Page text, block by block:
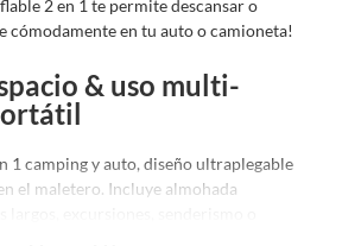
cupones de experiencia o programas
a medida.
informados como imperfectos, usados,
segunda selección, remanufacturados o
2 en 1 te permite descansar o
cómodamente en tu auto o camioneta!
& uso multi-
1 camping y auto, diseño ultraplegable
el maletero. Incluye almohada